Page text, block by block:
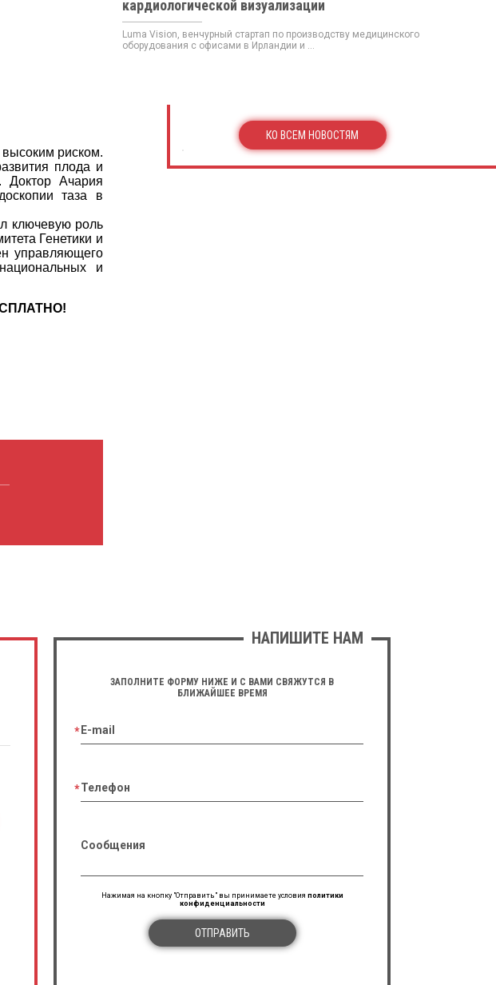
риском.
плода и
Доктор Ачария
таза в
ключевую роль
Генетики и
управляющего
и
кардиологической визуализации
Luma Vision, венчурный стартап по производству медицинского
оборудования с офисами в Ирландии и ...
КО ВСЕМ НОВОСТЯМ
НАПИШИТЕ НАМ
ЗАПОЛНИТЕ ФОРМУ НИЖЕ И С ВАМИ СВЯЖУТСЯ В
БЛИЖАЙШЕЕ ВРЕМЯ
E-mail
Телефон
Сообщения
Нажимая на кнопку "Отправить" вы принимаете условия политики
конфиденциальности
ОТПРАВИТЬ